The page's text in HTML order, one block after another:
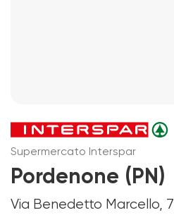
Supermercato Interspar
Pordenone (PN)
Via Benedetto Marcello, 7